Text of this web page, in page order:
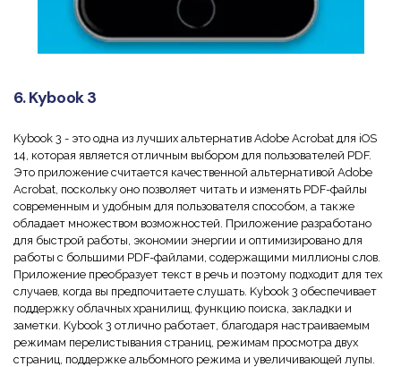
6. Kybook 3
Kybook 3 - это одна из лучших альтернатив Adobe Acrobat для iOS
14, которая является отличным выбором для пользователей PDF.
Это приложение считается качественной альтернативой Adobe
Acrobat, поскольку оно позволяет читать и изменять PDF-файлы
современным и удобным для пользователя способом, а также
обладает множеством возможностей. Приложение разработано
для быстрой работы, экономии энергии и оптимизировано для
работы с большими PDF-файлами, содержащими миллионы слов.
Приложение преобразует текст в речь и поэтому подходит для тех
случаев, когда вы предпочитаете слушать. Kybook 3 обеспечивает
поддержку облачных хранилищ, функцию поиска, закладки и
заметки. Kybook 3 отлично работает, благодаря настраиваемым
режимам перелистывания страниц, режимам просмотра двух
страниц, поддержке альбомного режима и увеличивающей лупы.